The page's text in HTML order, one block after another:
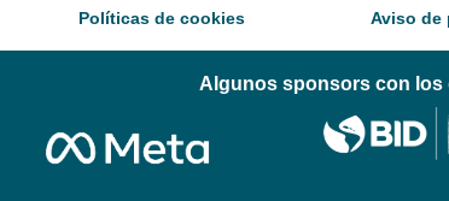
Políticas de cookies Aviso de
Algunos sponsors con los